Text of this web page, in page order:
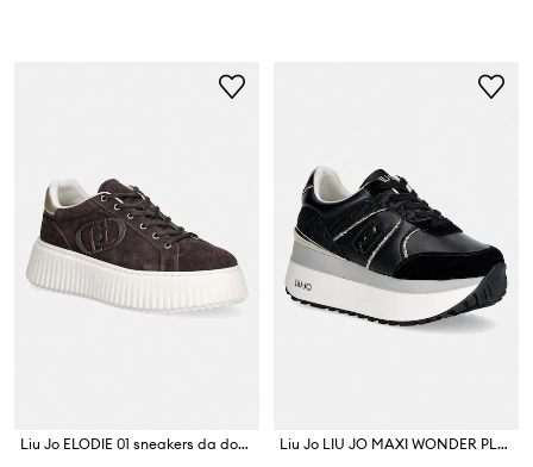
Liu Jo ELODIE 01 sneakers da donna in scamoscio
Liu Jo LIU JO MAXI WONDER PLUS 02 sneakers da donna